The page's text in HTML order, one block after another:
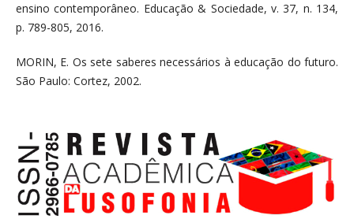
ensino contemporâneo. Educação & Sociedade, v. 37, n. 134,
p. 789-805, 2016.
MORIN, E. Os sete saberes necessários à educação do futuro.
São Paulo: Cortez, 2002.